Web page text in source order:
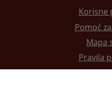
Korisne
Pomoć
Mapa
Pravila